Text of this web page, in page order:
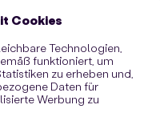
.Cookies
Technologien,
funktioniert, um
zu erheben und,
Daten für
Werbung zu